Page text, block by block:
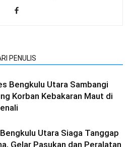
PENULIS
Bengkulu Utara Sambangi
Korban Kebakaran Maut di
Utara Siaga Tanggap
Gelar Pasukan dan Peralatan